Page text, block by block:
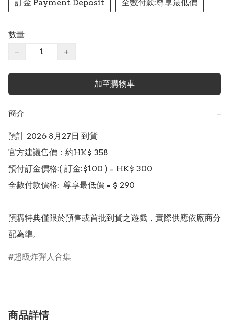
訂金 Payment Deposit
全數付款:尊享最低價
數量
−
+
加至購物車
簡介 −
預計 2026 8月27日 到貨
官方建議售價：約HK$ 358
預付訂金價格:( 訂金:$100 ) = HK$ 300
全數付款價格:  尊享最低價 = $ 290
預購特典僅限於預售或首批到貨之遊戲，實際供應依廠商分
配為準。
超級炸彈人合集
商品詳情